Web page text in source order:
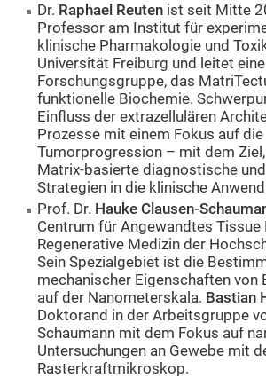
Dr. Raphael Reuten ist seit Mitte
Professor am Institut für
klinische Pharmakologie und
Universität Freiburg und leitet eine
Forschungsgruppe, das
funktionelle Biochemie.
Einfluss der extrazellulären
Prozesse mit einem Fokus auf die
Tumorprogression – mit dem
Matrix-basierte diagnostische
Strategien in die klinische
Prof. Dr. Hauke Clausen-
Centrum für Angewandtes Tissue
Regenerative Medizin der
Sein Spezialgebiet ist die
mechanischer Eigenschaften von
auf der Nanometerskala. Bastian
Doktorand in der Arbeitsgruppe
Schaumann mit dem Fokus auf
Untersuchungen an Gewebe mit
Rasterkraftmikroskop.